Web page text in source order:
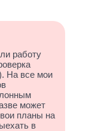
работу
На все мои
может
планы на
в